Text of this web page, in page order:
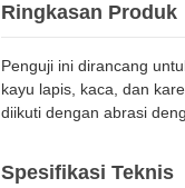
Ringkasan Produk
Penguji ini dirancang
kayu lapis, kaca, dan
diikuti dengan abrasi
Spesifikasi Teknis